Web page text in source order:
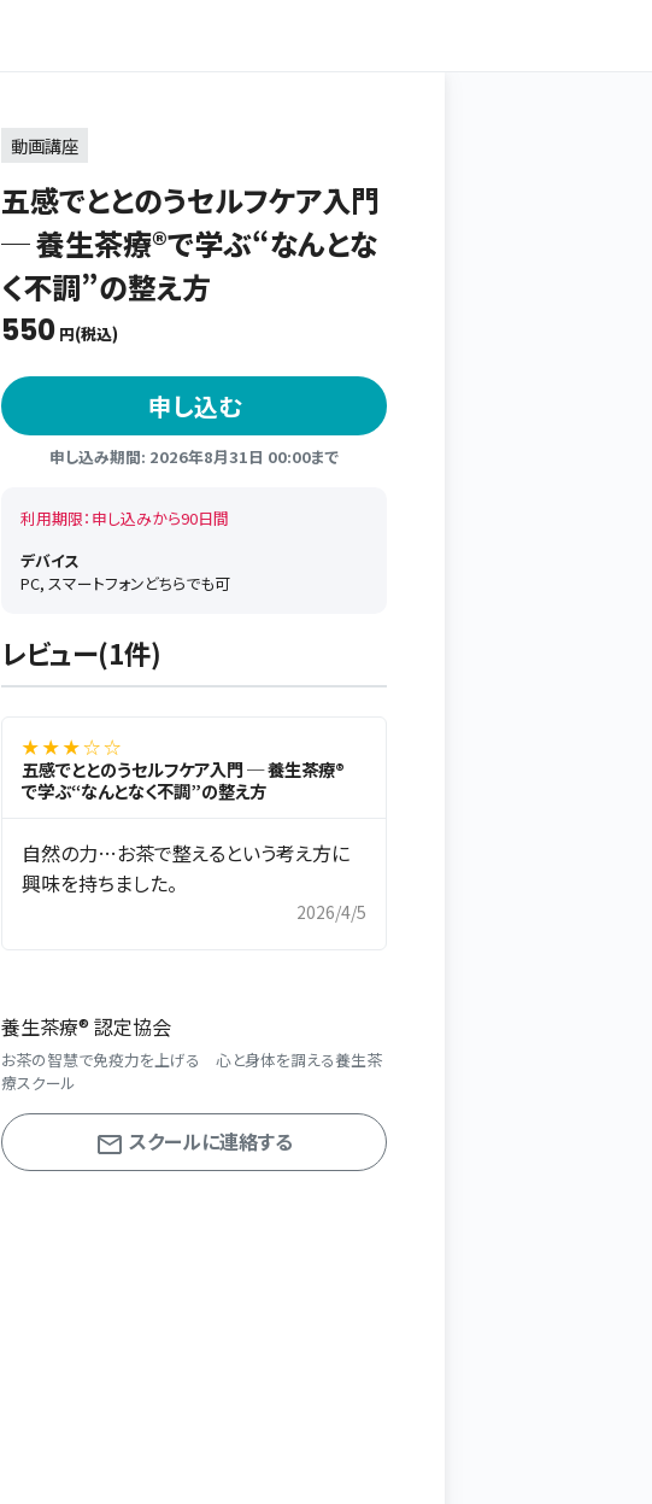
動画講座
五感でととのうセルフケア入門
─ 養生茶療®で学ぶ“なんとな
く不調”の整え方
550 円(税込)
申し込む
申し込み期間: 2026年8月31日 00:00まで
利用期限：申し込みから90日間
デバイス
PC, スマートフォンどちらでも可
レビュー(1件)
★ ★ ★ ☆ ☆
五感でととのうセルフケア入門 ─ 養生茶療®
で学ぶ“なんとなく不調”の整え方
自然の力…お茶で整えるという考え方に
興味を持ちました。
2026/4/5
養生茶療® 認定協会
お茶の智慧で免疫力を上げる 心と身体を調える養生茶
療スクール
スクールに連絡する